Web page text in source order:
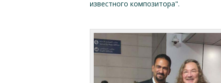
известного композитора".